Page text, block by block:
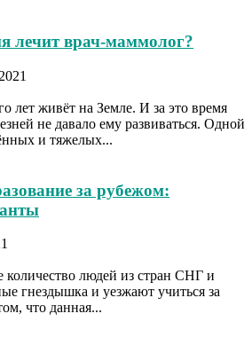
лечит врач-маммолог?
лет живёт на Земле. И за это время
не давало ему развиваться. Одной
и тяжелых...
за рубежом:
количество людей из стран СНГ и
гнездышка и уезжают учиться за
что данная...